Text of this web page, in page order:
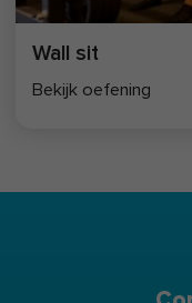
Wall sit
Bekijk oefening